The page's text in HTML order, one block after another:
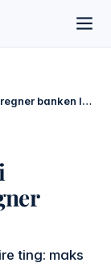
Hvor mye kan jeg låne i forbrukslån? Slik beregner banken lånebeløpet
ting: maks